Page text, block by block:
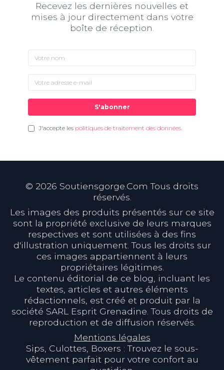
Recevez les dernières nouvelles et
mises à jour directement dans votre
boîte de réception.
S'abonner
J'accepte les politiques de traitement des données.
© 2026 Soutiensgorge.Com Tous droits
réservés.
Les images des produits présentés sur ce site
sont la propriété exclusive de leurs marques
respectives et sont utilisées à des fins
d'illustration uniquement. Tous les droits sur
ces images appartiennent à leurs
propriétaires légitimes.
Le contenu éditorial de ce blog, incluant les
textes, articles et autres éléments
rédactionnels, est créé et produit par la
société SARL Esprit Grenadine. Tous droits de
reproduction et de diffusion réservés.
Mentions légales
Sips, Culottes, Boxers : Trouvez le sous-
vêtement parfait pour votre confort au